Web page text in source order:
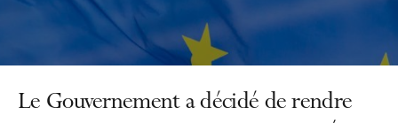
Le Gouvernement a décidé de rendre